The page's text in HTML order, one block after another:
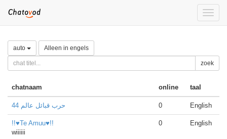
Toggle
auto Alleen in engels
zoek
chatnaam online taal
حرب قبائل عالم 44 0 English
!!♥Te Amuu♥!!
wiiiiii
0 English